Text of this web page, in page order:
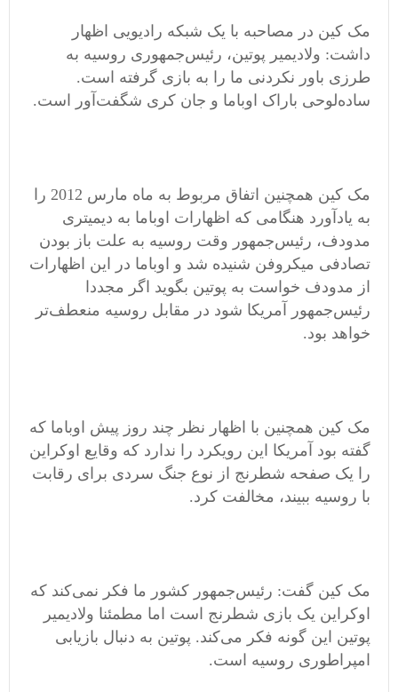
مک کین در مصاحبه با یک شبکه رادیویی اظهار
داشت: ولادیمیر پوتین، رئیس‌جمهوری روسیه به
طرزی باور نکردنی ما را به بازی گرفته است.
ساده‌لوحی باراک اوباما و جان کری شگفت‌آور است.
مک کین همچنین اتفاق مربوط به ماه مارس 2012 را
به یادآورد هنگامی که اظهارات اوباما به دیمیتری
مدودف، رئیس‌جمهور وقت روسیه به علت باز بودن
تصادفی میکروفن شنیده شد و اوباما در این اظهارات
از مدودف خواست به پوتین بگوید اگر مجددا
رئیس‌جمهور آمریکا شود در مقابل روسیه منعطف‌تر
خواهد بود.
مک کین همچنین با اظهار نظر چند روز پیش اوباما که
گفته بود آمریکا این رویکرد را ندارد که وقایع اوکراین
را یک صفحه شطرنج از نوع جنگ سردی برای رقابت
با روسیه ببیند، مخالفت کرد.
مک کین گفت: رئیس‌جمهور کشور ما فکر نمی‌کند که
اوکراین یک بازی شطرنج است اما مطمئنا ولادیمیر
پوتین این گونه فکر می‌کند. پوتین به دنبال بازیابی
امپراطوری روسیه است.